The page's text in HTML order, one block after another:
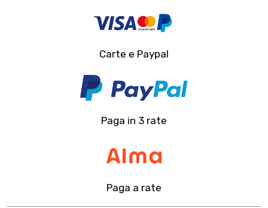
Carte e Paypal
Paga in 3 rate
Paga a rate